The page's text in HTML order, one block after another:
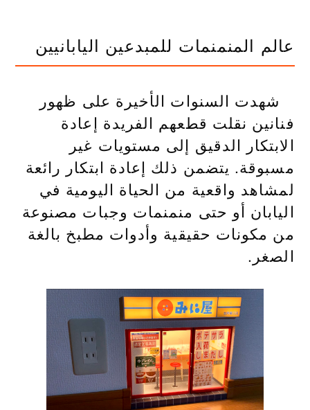
عالم المنمنمات للمبدعين اليابانيين
شهدت السنوات الأخيرة على ظهور
فنانين نقلت قطعهم الفريدة إعادة
الابتكار الدقيق إلى مستويات غير
مسبوقة. يتضمن ذلك إعادة ابتكار رائعة
لمشاهد واقعية من الحياة اليومية في
اليابان أو حتى منمنمات وجبات مصنوعة
من مكونات حقيقية وأدوات مطبخ بالغة
الصغر.